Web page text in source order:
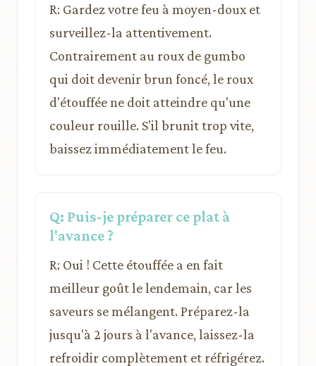
R: Gardez votre feu à moyen-doux et
surveillez-la attentivement.
Contrairement au roux de gumbo
qui doit devenir brun foncé, le roux
d'étouffée ne doit atteindre qu'une
couleur rouille. S'il brunit trop vite,
baissez immédiatement le feu.
Q: Puis-je préparer ce plat à
l'avance ?
R: Oui ! Cette étouffée a en fait
meilleur goût le lendemain, car les
saveurs se mélangent. Préparez-la
jusqu'à 2 jours à l'avance, laissez-la
refroidir complètement et réfrigérez.